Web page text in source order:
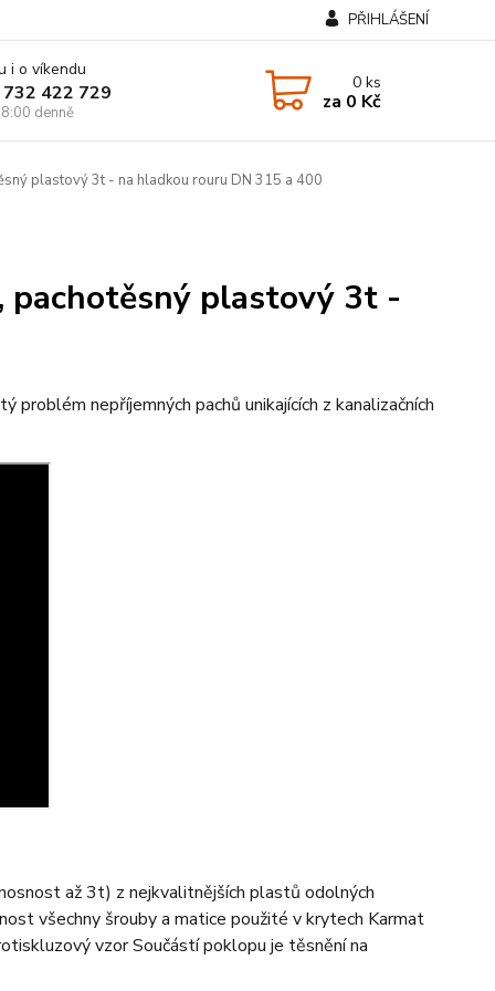
PŘIHLÁŠENÍ
i o víkendu
422 729
denně
0ks
za 0 Kč
plastový 3t - na hladkou rouru DN 315 a 400
pachotěsný plastový 3t -
nepříjemných pachů unikajících z kanalizačních
až 3t) z nejkvalitnějších plastů odolných
všechny šrouby a matice použité v krytech Karmat
vzor Součástí poklopu je těsnění na